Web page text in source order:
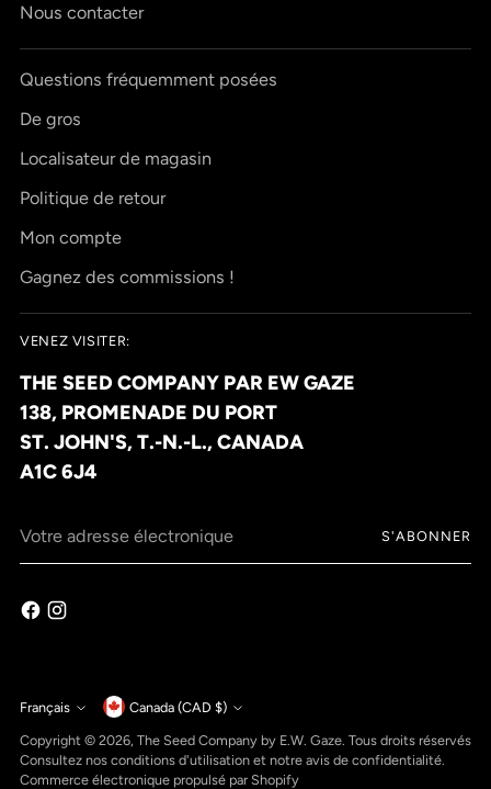
Nous contacter
Questions fréquemment posées
De gros
Localisateur de magasin
Politique de retour
Mon compte
Gagnez des commissions !
VENEZ VISITER:
THE SEED COMPANY PAR EW GAZE
138, PROMENADE DU PORT
ST. JOHN'S, T.-N.-L., CANADA
A1C 6J4
adresse
S'ABONNER
Langue
Français Monnaie Canada (CAD $)
Copyright © 2026, The Seed Company by E.W. Gaze. Tous droits réservés
Consultez nos conditions d'utilisation et notre avis de confidentialité.
Commerce électronique propulsé par Shopify